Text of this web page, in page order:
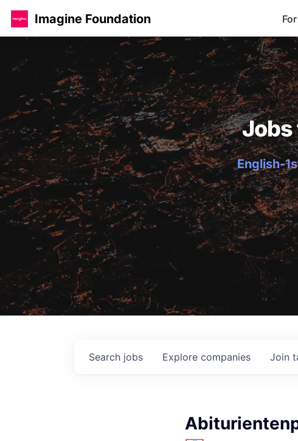
Imagine Foundation
Jobs
English-
Search jobs Explore companies Join